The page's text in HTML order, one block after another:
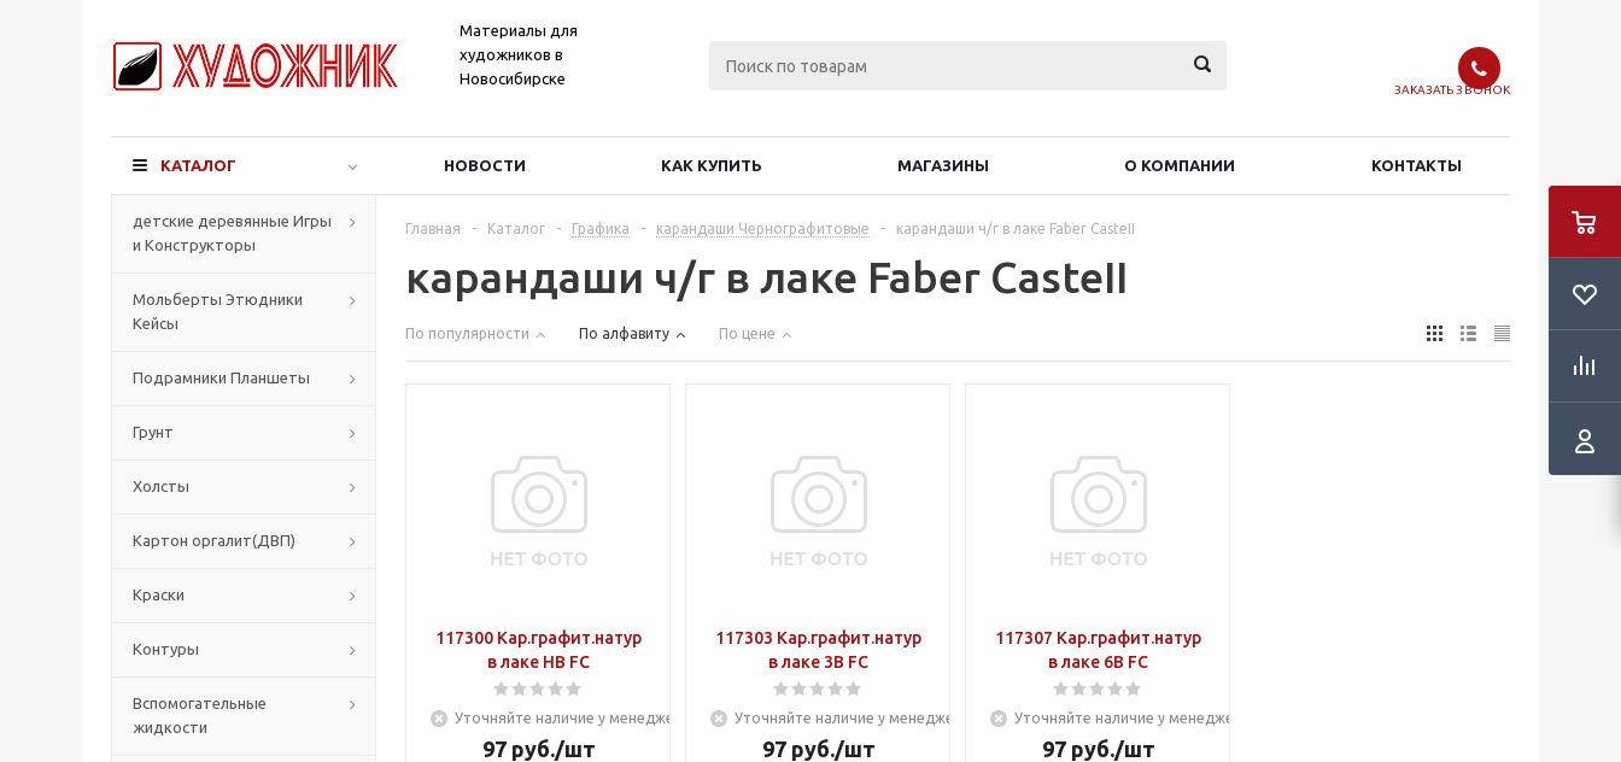
Материалы для
художников в
Новосибирске
ЗАКАЗАТЬ ЗВОНОК
КАТАЛОГ НОВОСТИ КАК КУПИТЬ МАГАЗИНЫ О КОМПАНИИ КОНТАКТЫ
детские деревянные Игры
и Конструкторы
Мольберты Этюдники
Кейсы
Подрамники Планшеты
Грунт
Холсты
Картон оргалит(ДВП)
Краски
Контуры
Вспомогательные
жидкости
Главная - Каталог - Графика - карандаши Чернографитовые - карандаши ч/г в лаке Faber CasteII
карандаши ч/г в лаке Faber CasteII
По популярности По алфавиту По цене
117300 Кар.графит.натур
в лаке НВ FC
Уточняйте наличие у менеджера
97руб./шт
117303 Кар.графит.натур
в лаке 3В FC
Уточняйте наличие у менеджера
97руб./шт
117307 Кар.графит.натур
в лаке 6В FC
Уточняйте наличие у менеджера
97руб./шт